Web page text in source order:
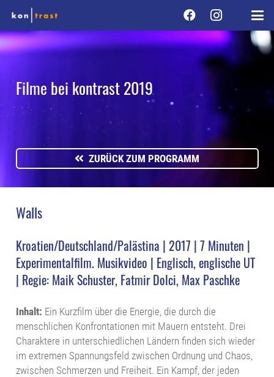
Filme bei kontrast 2019
ZURÜCK ZUM PROGRAMM
Walls
Kroatien/Deutschland/Palästina | 2017 | 7 Minuten |
Experimentalfilm. Musikvideo | Englisch, englische UT
| Regie: Maik Schuster, Fatmir Dolci, Max Paschke
Inhalt: Ein Kurzfilm über die Energie, die durch die
menschlichen Konfrontationen mit Mauern entsteht. Drei
Charaktere in unterschiedlichen Ländern finden sich wieder
im extremen Spannungsfeld zwischen Ordnung und Chaos,
zwischen Schmerzen und Freiheit. Ein Kampf, der jeden